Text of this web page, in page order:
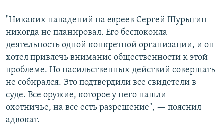
"Никаких нападений на евреев Сергей Шурыгин
никогда не планировал. Его беспокоила
деятельность одной конкретной организации, и он
хотел привлечь внимание общественности к этой
проблеме. Но насильственных действий совершать
не собирался. Это подтвердили все свидетели в
суде. Все оружие, которое у него нашли —
охотничье, на все есть разрешение", — пояснил
адвокат.